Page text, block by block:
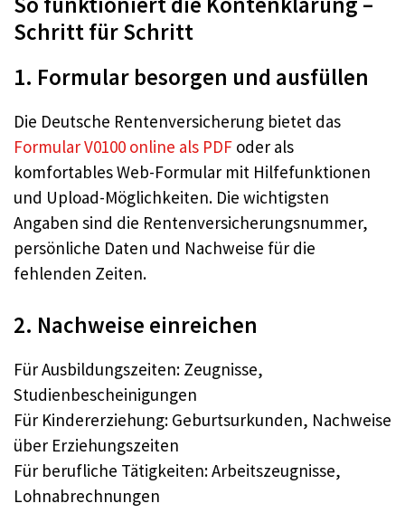
Schritt für Schritt
1. Formular besorgen und ausfüllen
Die Deutsche Rentenversicherung bietet das
Formular V0100 online als PDF oder als
komfortables Web-Formular mit Hilfefunktionen
und Upload-Möglichkeiten. Die wichtigsten
Angaben sind die Rentenversicherungsnummer,
persönliche Daten und Nachweise für die
fehlenden Zeiten.
2. Nachweise einreichen
Für Ausbildungszeiten: Zeugnisse,
Studienbescheinigungen
Für Kindererziehung: Geburtsurkunden, Nachweise
über Erziehungszeiten
Für berufliche Tätigkeiten: Arbeitszeugnisse,
Lohnabrechnungen